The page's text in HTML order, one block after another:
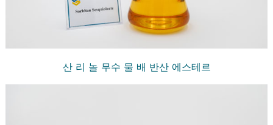
산 리 놀 무수 물 배 반산 에스테르